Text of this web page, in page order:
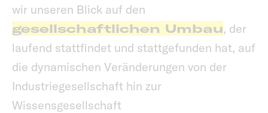
wir unseren Blick auf den
gesellschaftlichen Umbau, der
laufend stattfindet und stattgefunden hat, auf
die dynamischen Veränderungen von der
Industriegesellschaft hin zur
Wissensgesellschaft